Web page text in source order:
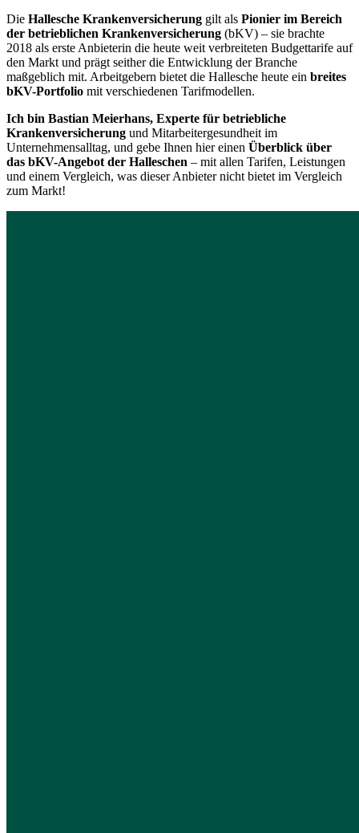
Die Hallesche Krankenversicherung gilt als Pionier im Bereich
der betrieblichen Krankenversicherung (bKV) – sie brachte
2018 als erste Anbieterin die heute weit verbreiteten Budgettarife auf
den Markt und prägt seither die Entwicklung der Branche
maßgeblich mit. Arbeitgebern bietet die Hallesche heute ein breites
bKV-Portfolio mit verschiedenen Tarifmodellen.
Ich bin Bastian Meierhans, Experte für betriebliche
Krankenversicherung und Mitarbeitergesundheit im
Unternehmensalltag, und gebe Ihnen hier einen Überblick über
das bKV-Angebot der Halleschen – mit allen Tarifen, Leistungen
und einem Vergleich, was dieser Anbieter nicht bietet im Vergleich
zum Markt!